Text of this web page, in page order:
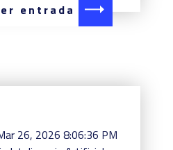
entrada
26, 2026 8:06:36 PM